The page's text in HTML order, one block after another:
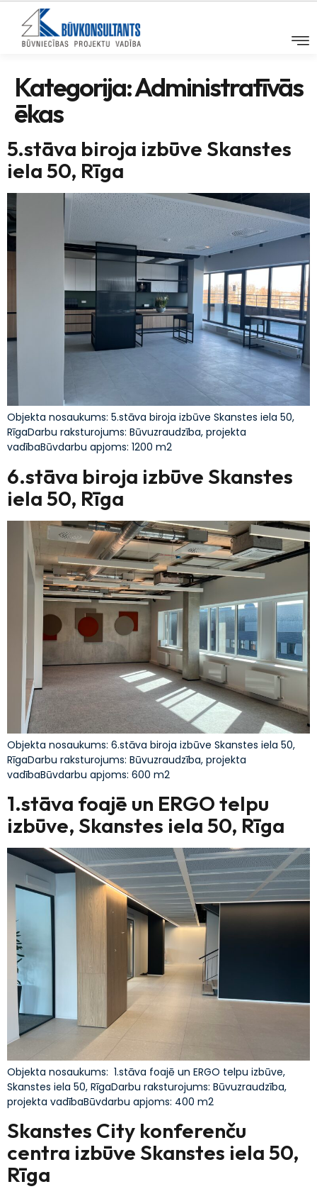
Kategorija:Administratīvās
ēkas
5.stāva biroja izbūve Skanstes
iela 50, Rīga
Objekta nosaukums: 5.stāva biroja izbūve Skanstes iela 50,
RīgaDarbu raksturojums: Būvuzraudzība, projekta
vadībaBūvdarbu apjoms: 1200 m2
6.stāva biroja izbūve Skanstes
iela 50, Rīga
Objekta nosaukums: 6.stāva biroja izbūve Skanstes iela 50,
RīgaDarbu raksturojums: Būvuzraudzība, projekta
vadībaBūvdarbu apjoms: 600 m2
1.stāva foajē un ERGO telpu
izbūve, Skanstes iela 50, Rīga
Objekta nosaukums: 1.stāva foajē un ERGO telpu izbūve,
Skanstes iela 50, RīgaDarbu raksturojums: Būvuzraudzība,
projekta vadībaBūvdarbu apjoms: 400 m2
Skanstes City konferenču
centra izbūve Skanstes iela 50,
Rīga